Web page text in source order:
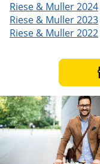
Riese & Muller 2024
Riese & Muller 2023
Riese & Muller 2022